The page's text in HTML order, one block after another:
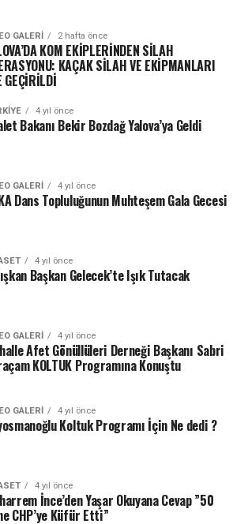
GALERI 2 hafta önce
KOM EKİPLERİNDEN SİLAH
KAÇAK SİLAH VE EKİPMANLARI
GEÇİRİLDİ
4 yıl önce
Bakanı Bekir Bozdağ Yalova’ya Geldi
GALERI 4 yıl önce
Dans Topluluğunun Muhteşem Gala Gecesi
4 yıl önce
Başkan Gelecek’te Işık Tutacak
GALERI 4 yıl önce
Afet Gönüllüleri Derneği Başkanı Sabri
KOLTUK Programına Konuştu
GALERI 4 yıl önce
Koltuk Programı İçin Ne dedi ?
4 yıl önce
İnce’den Yaşar Okuyana Cevap ”50
CHP’ye Küfür Etti”